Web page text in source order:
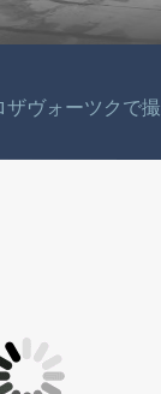
ヴォーツクで